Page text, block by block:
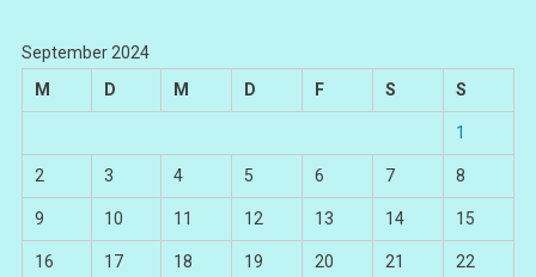
September 2024
M
D M D F S S
1
2 3 4 5 6 7 8
9 10 11 12 13 14 15
16 17 18 19 20 21 22